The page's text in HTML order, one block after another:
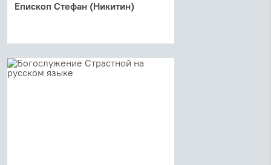
Епископ Стефан (Никитин)